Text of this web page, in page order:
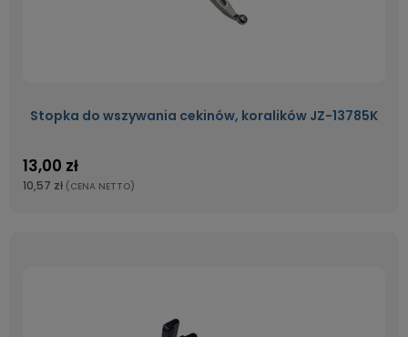
Stopka do wszywania cekinów, koralików JZ-13785K
13,00 zł
10,57 zł (CENA NETTO)